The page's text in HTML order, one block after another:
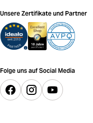
Unsere Zertifikate und Partner
Folge uns auf Social Media